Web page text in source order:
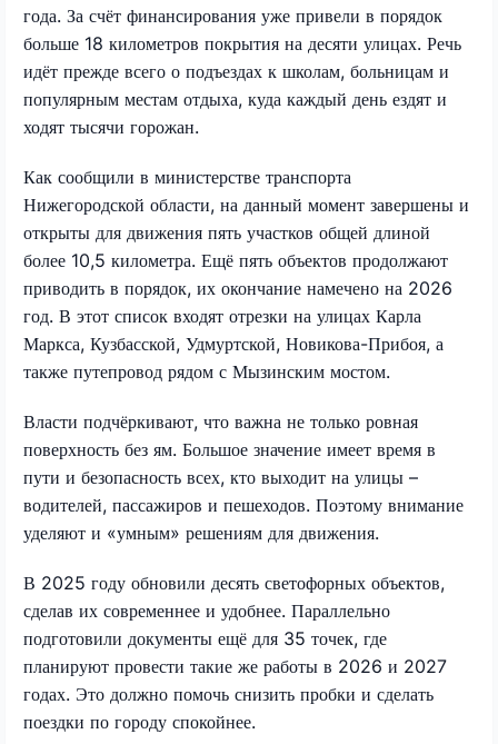
года. За счёт финансирования уже привели в порядок
больше 18 километров покрытия на десяти улицах. Речь
идёт прежде всего о подъездах к школам, больницам и
популярным местам отдыха, куда каждый день ездят и
ходят тысячи горожан.
Как сообщили в министерстве транспорта
Нижегородской области, на данный момент завершены и
открыты для движения пять участков общей длиной
более 10,5 километра. Ещё пять объектов продолжают
приводить в порядок, их окончание намечено на 2026
год. В этот список входят отрезки на улицах Карла
Маркса, Кузбасской, Удмуртской, Новикова-Прибоя, а
также путепровод рядом с Мызинским мостом.
Власти подчёркивают, что важна не только ровная
поверхность без ям. Большое значение имеет время в
пути и безопасность всех, кто выходит на улицы –
водителей, пассажиров и пешеходов. Поэтому внимание
уделяют и «умным» решениям для движения.
В 2025 году обновили десять светофорных объектов,
сделав их современнее и удобнее. Параллельно
подготовили документы ещё для 35 точек, где
планируют провести такие же работы в 2026 и 2027
годах. Это должно помочь снизить пробки и сделать
поездки по городу спокойнее.